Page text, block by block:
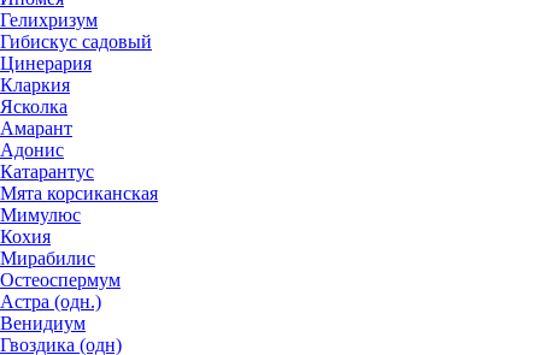
Гелихризум
Гибискус садовый
Цинерария
Кларкия
Ясколка
Амарант
Адонис
Катарантус
Мята корсиканская
Мимулюс
Кохия
Мирабилис
Остеоспермум
Астра (одн.)
Венидиум
Гвоздика (одн)